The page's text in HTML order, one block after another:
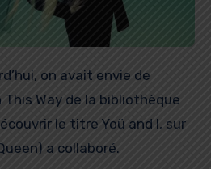
This Way de la bibliothèque
le titre Yoü and I, sur
a collaboré.